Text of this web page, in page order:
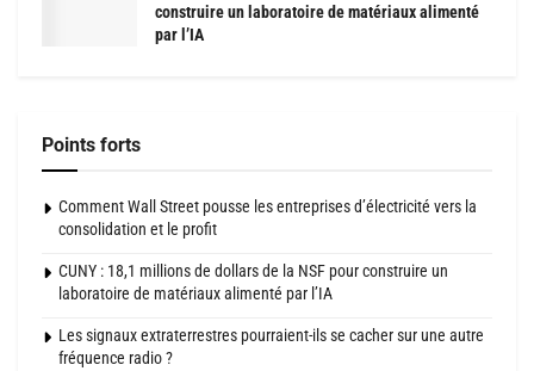
construire un laboratoire de matériaux alimenté
par l’IA
Points forts
Comment Wall Street pousse les entreprises d’électricité vers la
consolidation et le profit
CUNY : 18,1 millions de dollars de la NSF pour construire un
laboratoire de matériaux alimenté par l’IA
Les signaux extraterrestres pourraient-ils se cacher sur une autre
fréquence radio ?